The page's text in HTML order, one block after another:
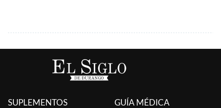
SUPLEMENTOS
GUÍA MÉDICA